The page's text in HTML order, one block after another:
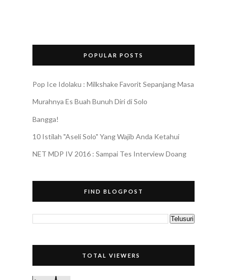
POPULAR POSTS
Pop Ice Idolaku : Milkshake Favorit Sepanjang Masa
Murahnya Es Buah Bunuh Diri di Solo
Bangga!
10 Istilah "Aseli Solo" Yang Wajib Anda Ketahui
NET MDP IV 2016 : Sampai Tes Interview Doang
FIND BLOGPOST
TOTAL VIEWERS